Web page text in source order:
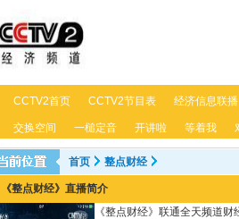
CCTV2首页 CCTV2节目表 经济信息联播
交换空间 一槌定音 开讲啦 等着我
首页 整点财经
《整点财经》直播简介
《整点财经》联通全天频道